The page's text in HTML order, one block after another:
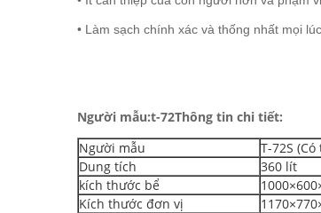
• Làm sạch chính xác và thống nhất mọi lúc
Người mẫu:t-72Thông tin chi tiết:
Người mẫu
T-72S
Dung tích
360 lít
kích thước bể
Kích thước đơn vị